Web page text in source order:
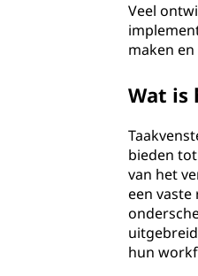
Veel
maken
Wat is
bieden
van het
een
hun